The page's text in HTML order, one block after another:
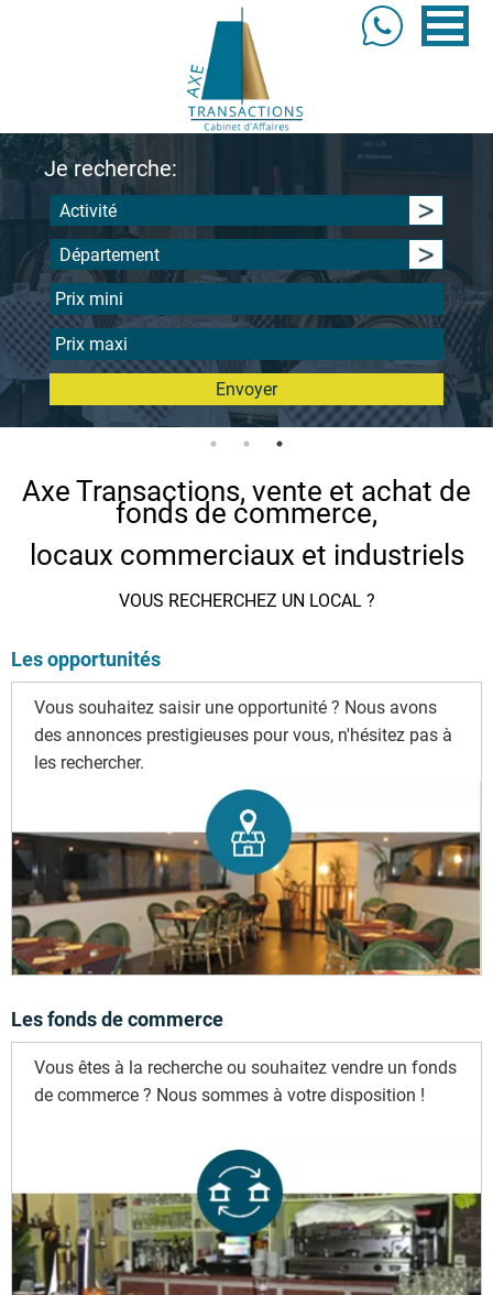
Je recherche:
Activité
Département
Envoyer
Axe Transactions, vente et achat de
fonds de commerce,
locaux commerciaux et industriels
VOUS RECHERCHEZ UN LOCAL ?
Les opportunités
Vous souhaitez saisir une opportunité ? Nous avons
des annonces prestigieuses pour vous, n'hésitez pas à
les rechercher.
Les fonds de commerce
Vous êtes à la recherche ou souhaitez vendre un fonds
de commerce ? Nous sommes à votre disposition !